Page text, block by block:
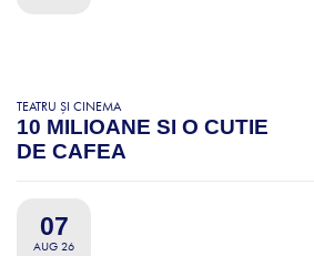
TEATRU ȘI CINEMA
10 MILIOANE SI O CUTIE
DE CAFEA
07
AUG 26